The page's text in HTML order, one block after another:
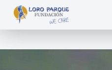
main